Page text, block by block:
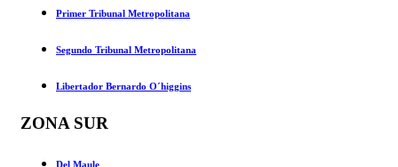
Primer Tribunal Metropolitana
Segundo Tribunal Metropolitana
Libertador Bernardo O´higgins
ZONA SUR
Del Maule